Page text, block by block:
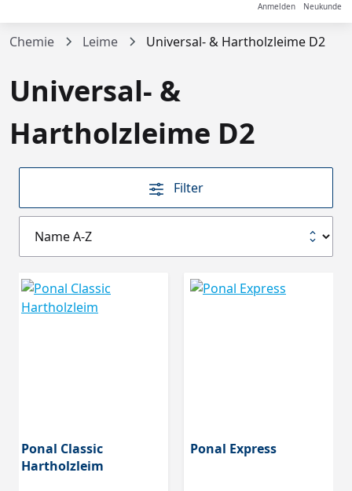
Anmelden Neukunde
Chemie Leime Universal- & Hartholzleime D2
Universal- &
Hartholzleime D2
Filter
Ponal Classic
Hartholzleim
Ponal Express